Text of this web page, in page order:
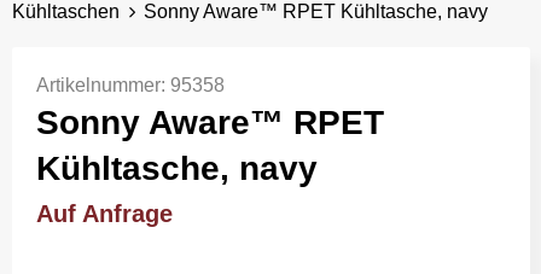
Kühltaschen
Sonny Aware™ RPET Kühltasche, navy
Artikelnummer: 95358
Sonny Aware™ RPET
Kühltasche, navy
Auf Anfrage